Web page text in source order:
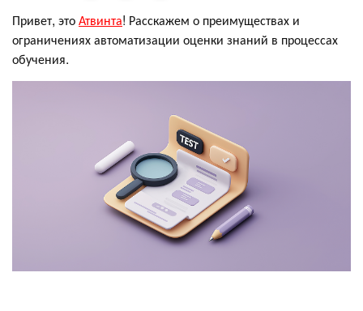
Привет, этоАтвинта! Расскажем о преимуществах и
ограничениях автоматизации оценки знаний в процессах
обучения.